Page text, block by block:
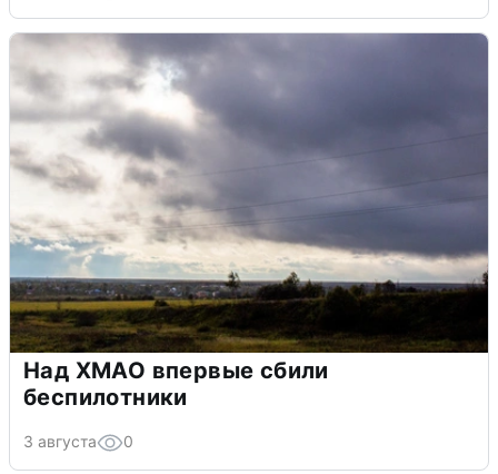
Над ХМАО впервые сбили
беспилотники
3 августа 0